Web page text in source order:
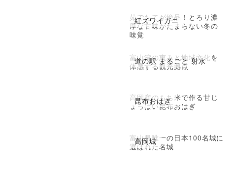
紅ズワイガニ
茹でたてが絶品！とろり濃
厚な甘味がたまらない冬の
味覚
道の駅 まるごと 射水
富山湾の恵みと地域文化を
体感する観光拠点
昆布おはぎ
高岡産のもち米で作る甘じ
ょっぱい昆布おはぎ
高岡城
富山県唯一の日本100名城に
選ばれた名城